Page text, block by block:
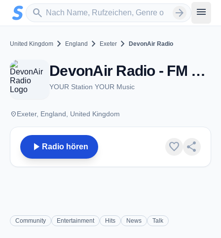
Zum Hauptinhalt springen
search
Sender suchen arrow_forward menu
United Kingdom chevron_right England chevron_right Exeter chevron_right DevonAir Radio
DevonAir Radio - FM 106.4 - Exeter
YOUR Station YOUR Music
placeExeter, England, United Kingdom
play_arrow Radio hören favorite share
Community Entertainment Hits News Talk